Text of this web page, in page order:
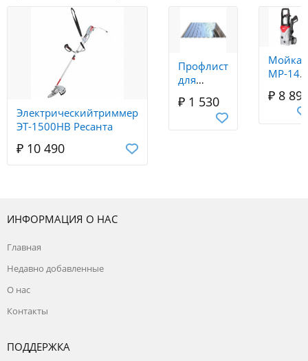
Электрическийтриммер
ЭТ-1500НВ Ресанта
₽ 10 490
Профлист
для
(1.2*2.5)
₽ 1 530
Мойка
МР-140
₽ 8
ИНФОРМАЦИЯ О НАС
Главная
Недавно добавленные
О нас
Контакты
ПОДДЕРЖКА